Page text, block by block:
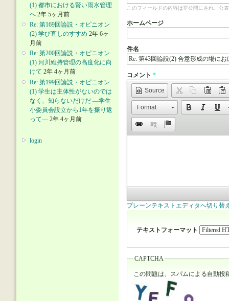
(1) 都市における賢い雨水管理
へ 2年 5ヶ月前
Re: 第169回論説・オピニオン
(2) 学び直しのすすめ 2年 6ヶ
月前
Re: 第200回論説・オピニオン
(1) 河川維持管理の高度化に向
けて 2年 4ヶ月前
Re: 第199回論説・オピニオン
(1) 学生は主体性がないのでは
なく、知らないだけだ ―学生
小委員会設立から1年を振り返
って― 2年 4ヶ月前
login
このフィールドの内容は非公開にされ、公
ホームページ
件名
コメント *
Source
Format
プレーンテキストエディタへ切り替
テキストフォーマット
CAPTCHA
この問題は、スパムによる自動投